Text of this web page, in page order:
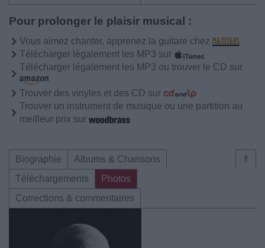
Pour prolonger le plaisir musical :
Vous aimez chanter, apprenez la guitare chez
Télécharger légalement les MP3 sur
Télécharger légalement les MP3 ou trouver le CD sur
Trouver des vinyles et des CD sur
Trouver un instrument de musique ou une partition au
meilleur prix sur
⇑
Biographie
Albums & Chansons
Téléchargements
Photos
Corrections & commentaires